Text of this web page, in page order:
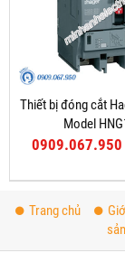
Thiết bị đóng cắt
Model
0909.067.950
Trang chủ